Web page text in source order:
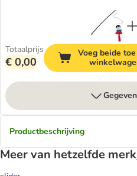
Totaalprijs
€ 0,00
Voeg beide
Productbeschrijving
Meer van hetzelfde merk